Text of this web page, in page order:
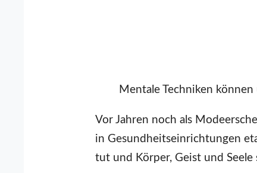
Mentale Techniken
Vor Jahren noch als
in Gesundheitseinrichtungen
tut und Körper, Geist und Seele